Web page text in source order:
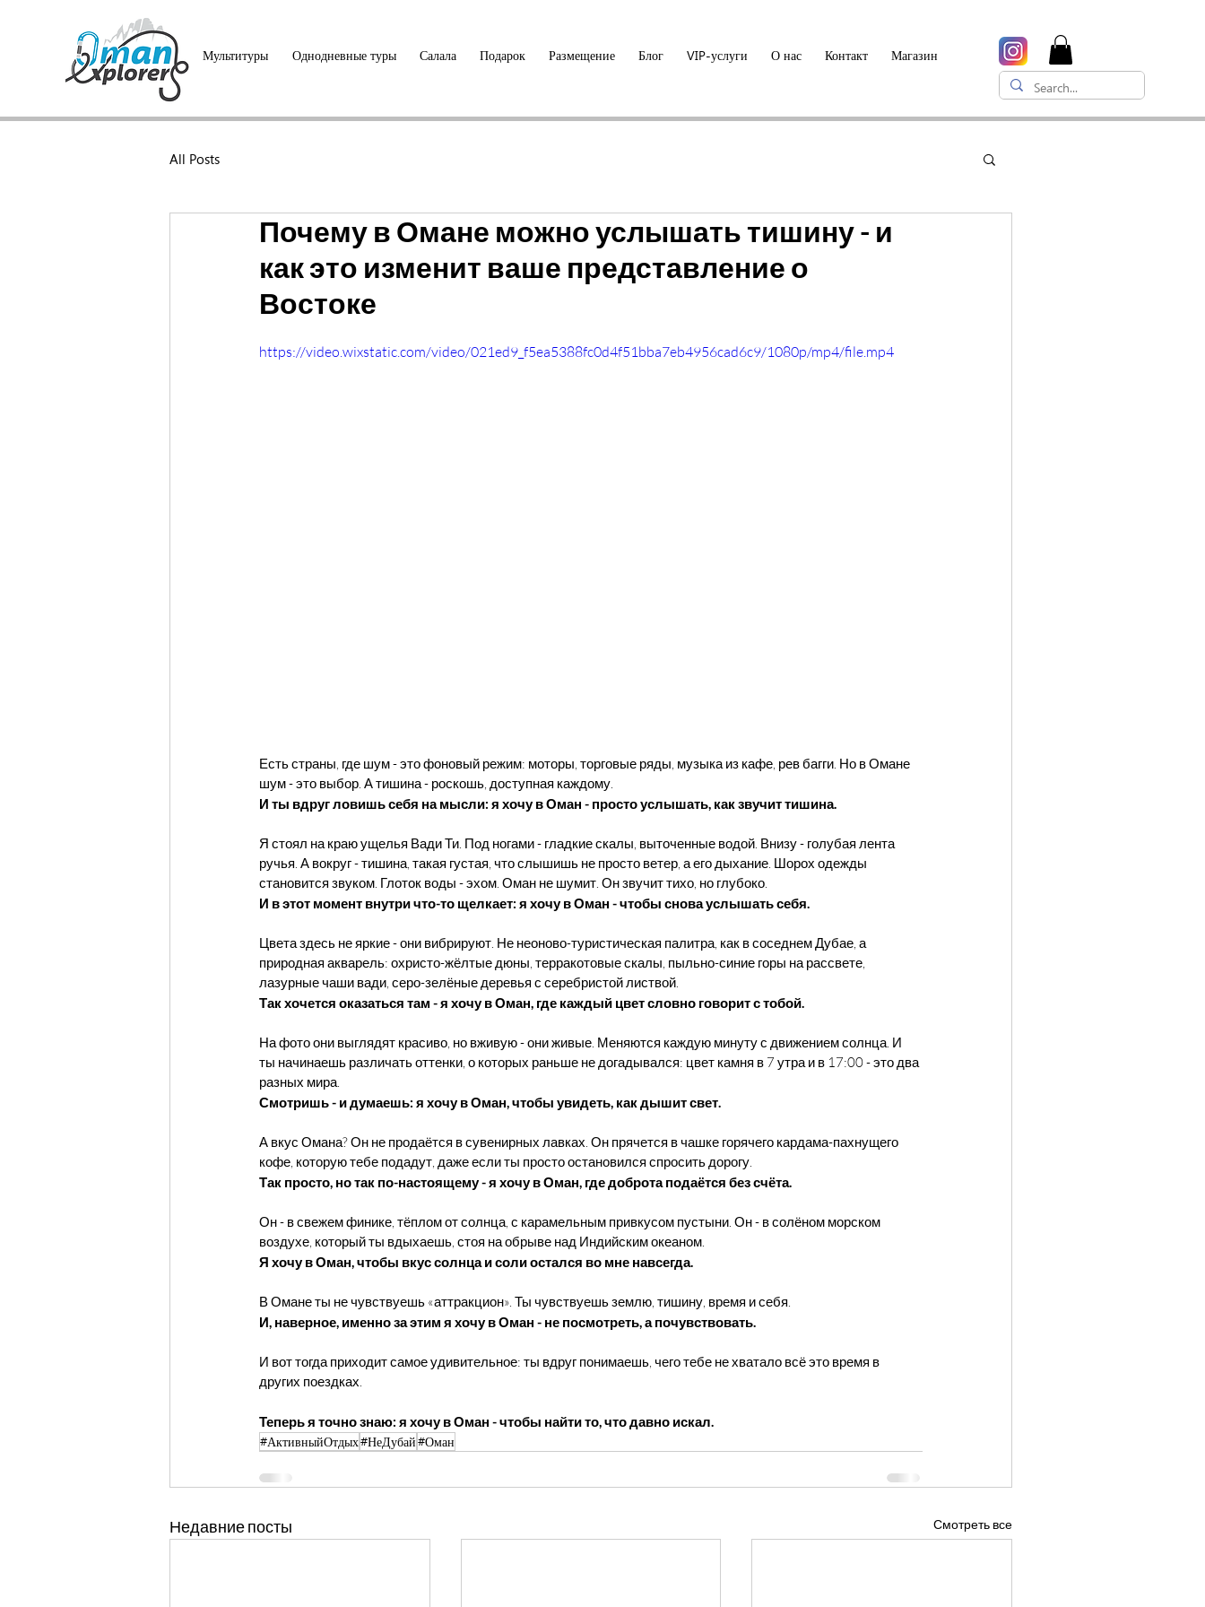
Мультитуры Однодневные туры Салала Подарок Размещение Блог VIP-услуги О нас Контакт Магазин
All Posts
Почему в Омане можно услышать тишину - и
как это изменит ваше представление о
Востоке
https://video.wixstatic.com/video/021ed9_f5ea5388fc0d4f51bba7eb4956cad6c9/1080p/mp4/file.mp4
Есть страны, где шум - это фоновый режим: моторы, торговые ряды, музыка из кафе, рев багги. Но в Омане
шум - это выбор. А тишина - роскошь, доступная каждому.
И ты вдруг ловишь себя на мысли: я хочу в Оман - просто услышать, как звучит тишина.
Я стоял на краю ущелья Вади Ти. Под ногами - гладкие скалы, выточенные водой. Внизу - голубая лента
ручья. А вокруг - тишина, такая густая, что слышишь не просто ветер, а его дыхание. Шорох одежды
становится звуком. Глоток воды - эхом. Оман не шумит. Он звучит тихо, но глубоко.
И в этот момент внутри что-то щелкает: я хочу в Оман - чтобы снова услышать себя.
Цвета здесь не яркие - они вибрируют. Не неоново-туристическая палитра, как в соседнем Дубае, а
природная акварель: охристо-жёлтые дюны, терракотовые скалы, пыльно-синие горы на рассвете,
лазурные чаши вади, серо-зелёные деревья с серебристой листвой.
Так хочется оказаться там - я хочу в Оман, где каждый цвет словно говорит с тобой.
На фото они выглядят красиво, но вживую - они живые. Меняются каждую минуту с движением солнца. И
ты начинаешь различать оттенки, о которых раньше не догадывался: цвет камня в 7 утра и в 17:00 - это два
разных мира.
Смотришь - и думаешь: я хочу в Оман, чтобы увидеть, как дышит свет.
А вкус Омана? Он не продаётся в сувенирных лавках. Он прячется в чашке горячего кардама-пахнущего
кофе, которую тебе подадут, даже если ты просто остановился спросить дорогу.
Так просто, но так по-настоящему - я хочу в Оман, где доброта подаётся без счёта.
Он - в свежем финике, тёплом от солнца, с карамельным привкусом пустыни. Он - в солёном морском
воздухе, который ты вдыхаешь, стоя на обрыве над Индийским океаном.
Я хочу в Оман, чтобы вкус солнца и соли остался во мне навсегда.
В Омане ты не чувствуешь «аттракцион». Ты чувствуешь землю, тишину, время и себя.
И, наверное, именно за этим я хочу в Оман - не посмотреть, а почувствовать.
И вот тогда приходит самое удивительное: ты вдруг понимаешь, чего тебе не хватало всё это время в
других поездках.
Теперь я точно знаю: я хочу в Оман - чтобы найти то, что давно искал.
#АктивныйОтдых#НеДубай#Оман
Недавние посты Смотреть все